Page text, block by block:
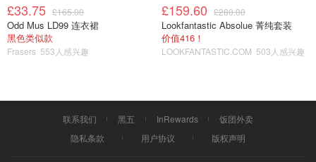
图片来自于@Loewe，版权属于原作者
£2200.00
£33.75 £165.00
Odd Mus LD99 连衣裙
黑色类似款
Frasers 553人感兴趣
£159.60 £280.00
Lookfantastic Absolue 菁纯套装
价值416！
LOOKFANTASTIC.COM 503人感兴趣
联系我们 黑五 InRewards
饭团外卖
隐私条款
用户协议 版权声明